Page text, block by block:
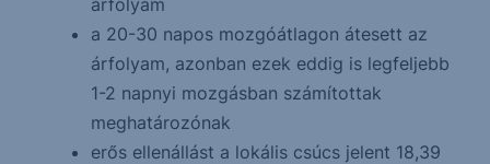
a 20-30 napos mozgóátlagon átesett az
árfolyam, azonban ezek eddig is legfeljebb
1-2 napnyi mozgásban számítottak
meghatározónak
erős ellenállást a lokális csúcs jelent 18,39